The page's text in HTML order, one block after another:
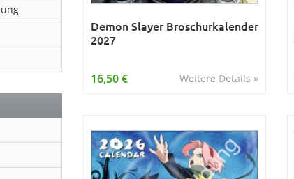
Demon Slayer Broschurkalender
2027
Weitere Details »
16,50 €